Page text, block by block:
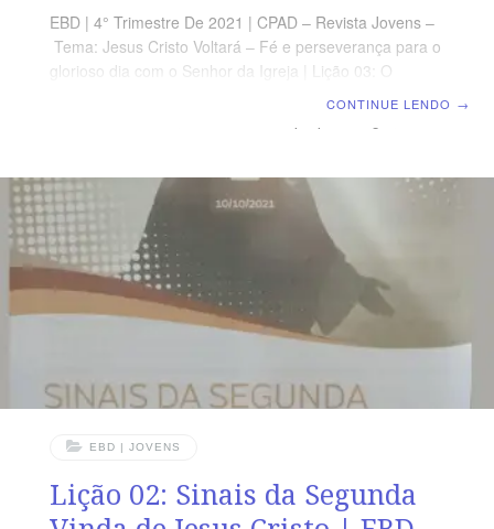
EBD | 4° Trimestre De 2021 | CPAD – Revista Jovens –
Tema: Jesus Cristo Voltará – Fé e perseverança para o
glorioso dia com o Senhor da Igreja | Lição 03: O
O arrebatamento da igreja será tão repentino que não
haverá chance para arrependimento ou preparo da
Última Hora Agenda de leitura Segunda – Mt
CONTINUE LENDO →
EBD | JOVENS
Lição 02: Sinais da Segunda